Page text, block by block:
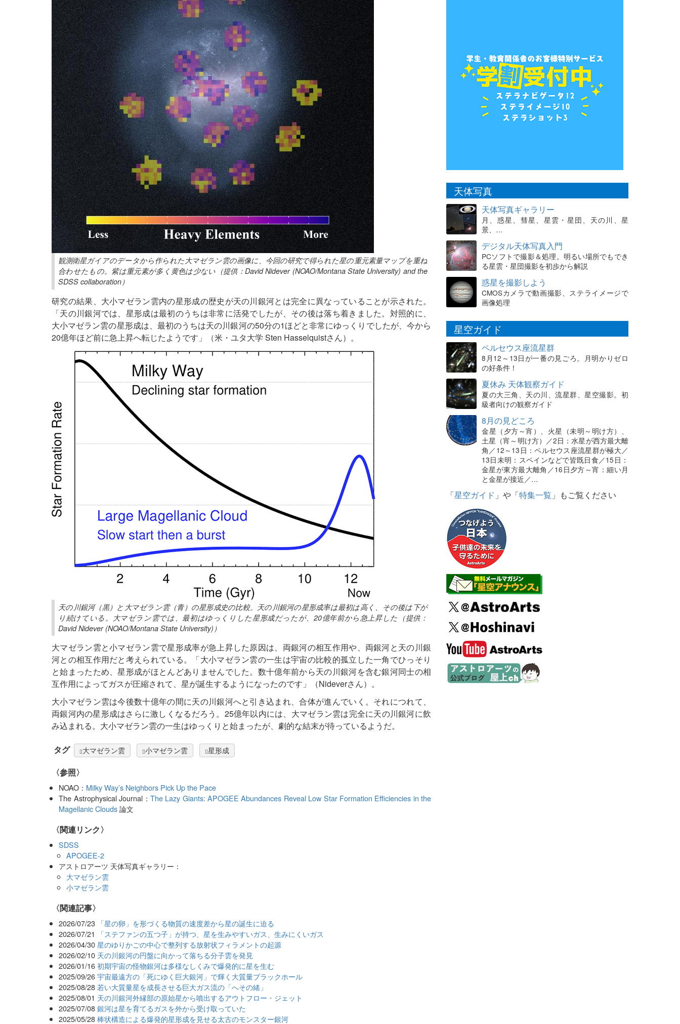
観測衛星ガイアのデータから作られた大マゼラン雲の画像に、今回の研究で得られた星の重元素量マップを重ね
合わせたもの。紫は重元素が多く黄色は少ない（提供：David Nidever (NOAO/Montana State University) and the
SDSS collaboration）
研究の結果、大小マゼラン雲内の星形成の歴史が天の川銀河とは完全に異なっていることが示された。
「天の川銀河では、星形成は最初のうちは非常に活発でしたが、その後は落ち着きました。対照的に、
大小マゼラン雲の星形成は、最初のうちは天の川銀河の50分の1ほどと非常にゆっくりでしたが、今から
20億年ほど前に急上昇へ転じたようです」（米・ユタ大学 Sten Hasselquistさん）。
天の川銀河（黒）と大マゼラン雲（青）の星形成史の比較。天の川銀河の星形成率は最初は高く、その後は下が
り続けている。大マゼラン雲では、最初はゆっくりした星形成だったが、20億年前から急上昇した（提供：
David Nidever (NOAO/Montana State University)）
大マゼラン雲と小マゼラン雲で星形成率が急上昇した原因は、両銀河の相互作用や、両銀河と天の川銀
河との相互作用だと考えられている。「大小マゼラン雲の一生は宇宙の比較的孤立した一角でひっそり
と始まったため、星形成がほとんどありませんでした。数十億年前から天の川銀河を含む銀河同士の相
互作用によってガスが圧縮されて、星が誕生するようになったのです」（Nideverさん）。
大小マゼラン雲は今後数十億年の間に天の川銀河へと引き込まれ、合体が進んでいく。それにつれて、
両銀河内の星形成はさらに激しくなるだろう。25億年以内には、大マゼラン雲は完全に天の川銀河に飲
み込まれる。大小マゼラン雲の一生はゆっくりと始まったが、劇的な結末が待っているようだ。
タグ 大マゼラン雲 小マゼラン雲 星形成
〈参照〉
NOAO： Milky Way’s Neighbors Pick Up the Pace
The Astrophysical Journal： The Lazy Giants: APOGEE Abundances Reveal Low Star Formation Efficiencies in the
Magellanic Clouds論文
〈関連リンク〉
SDSS
APOGEE-2
アストロアーツ 天体写真ギャラリー：
大マゼラン雲
小マゼラン雲
関連記事
2026/07/23 「星の卵」を形づくる物質の速度差から星の誕生に迫る
2026/07/21
「ステファンの五つ子」が持つ、星を生みやすいガス、生みにくいガス
2026/04/30 星のゆりかごの中心で整列する放射状フィラメントの起源
2026/02/10 天の川銀河の円盤に向かって落ちる分子雲を発見
2026/01/16 初期宇宙の怪物銀河は多様なしくみで爆発的に星を生む
2025/09/26 宇宙最遠方の「死にゆく巨大銀河」で輝く大質量ブラックホール
2025/08/28 若い大質量星を成長させる巨大ガス流の「へその緒」
2025/08/01 天の川銀河外縁部の原始星から噴出するアウトフロー・ジェット
2025/07/08 銀河は星を育てるガスを外から受け取っていた
2025/05/28 棒状構造による爆発的星形成を見せる太古のモンスター銀河
天体写真
天体写真ギャラリー
月、惑星、彗星、星雲・星団、天の川、星
景、…
デジタル天体写真入門
PCソフトで撮影＆処理。明るい場所でもでき
る星雲・星団撮影を初歩から解説
惑星を撮影しよう
CMOSカメラで動画撮影、ステライメージで
画像処理
星空ガイド
ペルセウス座流星群
8月12～13日が一番の見ごろ。月明かりゼロ
の好条件！
夏休み 天体観察ガイド
夏の大三角、天の川、流星群、星空撮影。初
級者向けの観察ガイド
8月の見どころ
金星（夕方～宵）、火星（未明～明け方）、
土星（宵～明け方）／2日：水星が西方最大離
角／12～13日：ペルセウス座流星群が極大／
13日未明：スペインなどで皆既日食／15日：
金星が東方最大離角／16日夕方～宵：細い月
と金星が接近／…
「星空ガイド 」や「特集一覧 」もご覧ください